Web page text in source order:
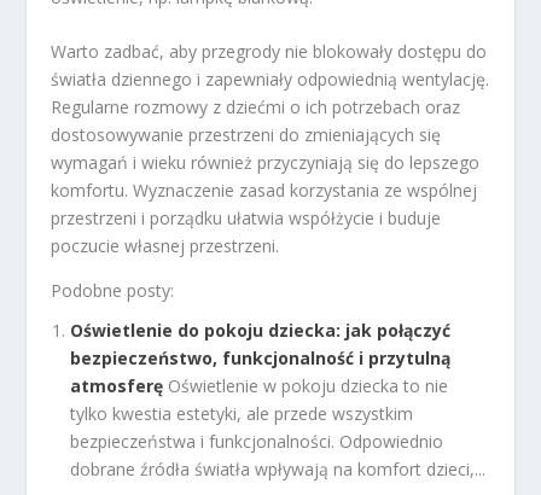
Warto zadbać, aby przegrody nie blokowały dostępu do
światła dziennego i zapewniały odpowiednią wentylację.
Regularne rozmowy z dziećmi o ich potrzebach oraz
dostosowywanie przestrzeni do zmieniających się
wymagań i wieku również przyczyniają się do lepszego
komfortu. Wyznaczenie zasad korzystania ze wspólnej
przestrzeni i porządku ułatwia współżycie i buduje
poczucie własnej przestrzeni.
Podobne posty:
Oświetlenie do pokoju dziecka: jak połączyć
bezpieczeństwo, funkcjonalność i przytulną
atmosferę Oświetlenie w pokoju dziecka to nie
tylko kwestia estetyki, ale przede wszystkim
bezpieczeństwa i funkcjonalności. Odpowiednio
dobrane źródła światła wpływają na komfort dzieci,...